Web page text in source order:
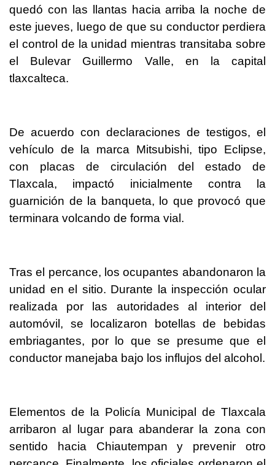
quedó con las llantas hacia arriba la noche de
este jueves, luego de que su conductor perdiera
el control de la unidad mientras transitaba sobre
el Bulevar Guillermo Valle, en la capital
tlaxcalteca.
De acuerdo con declaraciones de testigos, el
vehículo de la marca Mitsubishi, tipo Eclipse,
con placas de circulación del estado de
Tlaxcala, impactó inicialmente contra la
guarnición de la banqueta, lo que provocó que
terminara volcando de forma vial.
Tras el percance, los ocupantes abandonaron la
unidad en el sitio. Durante la inspección ocular
realizada por las autoridades al interior del
automóvil, se localizaron botellas de bebidas
embriagantes, por lo que se presume que el
conductor manejaba bajo los influjos del alcohol.
Elementos de la Policía Municipal de Tlaxcala
arribaron al lugar para abanderar la zona con
sentido hacia Chiautempan y prevenir otro